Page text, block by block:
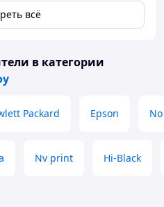
всё
в категории
Packard Epson
Nv print Hi-Black